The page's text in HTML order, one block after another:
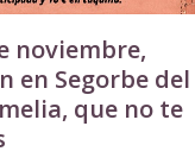
noviembre,
en Segorbe del
que no te